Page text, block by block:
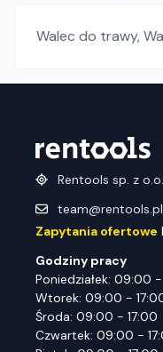
Walec do trawy,
Rentools sp. z o.o.
team@rentools.pl
Zapytania ofertowe
Godziny pracy
Poniedziałek: 09:00 -
Wtorek: 09:00 -
Środa: 09:00 - 17:00
Czwartek: 09:00 -